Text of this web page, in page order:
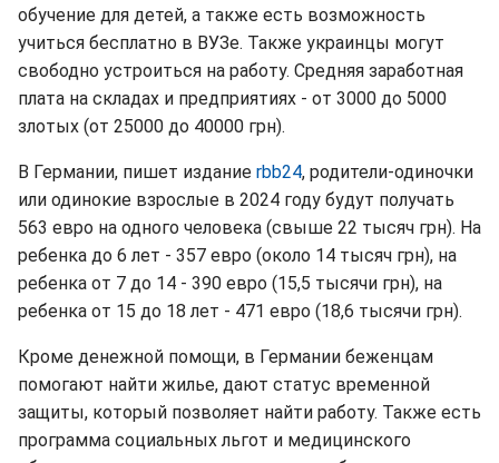
обучение для детей, а также есть возможность
учиться бесплатно в ВУЗе. Также украинцы могут
свободно устроиться на работу. Средняя заработная
плата на складах и предприятиях - от 3000 до 5000
злотых (от 25000 до 40000 грн).
В Германии, пишет издание rbb24, родители-одиночки
или одинокие взрослые в 2024 году будут получать
563 евро на одного человека (свыше 22 тысяч грн). На
ребенка до 6 лет - 357 евро (около 14 тысяч грн), на
ребенка от 7 до 14 - 390 евро (15,5 тысячи грн), на
ребенка от 15 до 18 лет - 471 евро (18,6 тысячи грн).
Кроме денежной помощи, в Германии беженцам
помогают найти жилье, дают статус временной
защиты, который позволяет найти работу. Также есть
программа социальных льгот и медицинского